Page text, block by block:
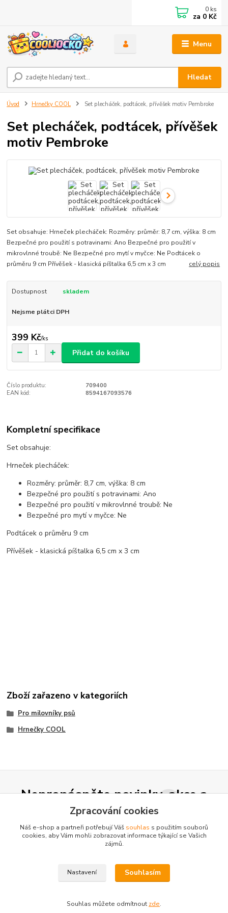
Menu
Hledat
0 ks
za 0 Kč
Úvod Hrnečky COOL Set plecháček, podtácek, přívěšek motiv Pembroke
Set plecháček, podtácek, přívěšek
motiv Pembroke
Set obsahuje: Hrneček plecháček: Rozměry: průměr: 8,7 cm, výška: 8 cm
Bezpečné pro použití s potravinami: Ano Bezpečné pro použití v
mikrovlnné troubě: Ne Bezpečné pro mytí v myčce: Ne Podtácek o
průměru 9 cm Přívěšek - klasická píštalka 6,5 cm x 3 cm celý popis
Dostupnost skladem
Nejsme plátci DPH
399 Kč/ks
Přidat do košíku
Číslo produktu:
709400
EAN kód:
8594167093576
Kompletní specifikace
Set obsahuje:
Hrneček plecháček:
Rozměry: průměr: 8,7 cm, výška: 8 cm
Bezpečné pro použití s potravinami: Ano
Bezpečné pro použití v mikrovlnné troubě: Ne
Bezpečné pro mytí v myčce: Ne
Podtácek o průměru 9 cm
Přívěšek - klasická píštalka 6,5 cm x 3 cm
Zboží zařazeno v kategoriích
Pro milovníky psů
Hrnečky COOL
Nepropásněte novinky, akce a
slevy!
zpracováním osobních údajůza účelem rozesílky newsletteru.
Můžete se kdykoli odhlásit. Zasíláme jednou za 14 dní.
Zpracování cookies
Náš e-shop a partneři potřebují Váš souhlas s použitím souborů
cookies, aby Vám mohli zobrazovat informace týkající se Vašich
zájmů.
Nastavení Souhlasím
Souhlas můžete odmítnout zde.